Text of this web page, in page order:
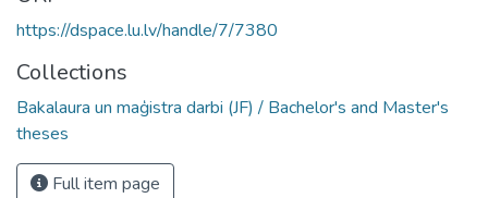
https://dspace.lu.lv/handle/7/7380
Collections
Bakalaura un maģistra darbi (JF) / Bachelor's and Master's
theses
Full item page